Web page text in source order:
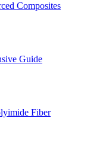
Composites
Guide
Fiber